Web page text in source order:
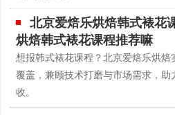
北京爱焙乐烘焙韩式裱花
烘焙韩式裱花课程推荐嘛
想报韩式裱花课程？北京爱焙乐烘焙
覆盖，兼顾技术打磨与市场需求，
收。